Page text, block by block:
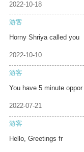
2022-10-18
游客
Horny Shriya called you
2022-10-10
游客
You have 5 minute oppor
2022-07-21
游客
Hello, Greetings fr